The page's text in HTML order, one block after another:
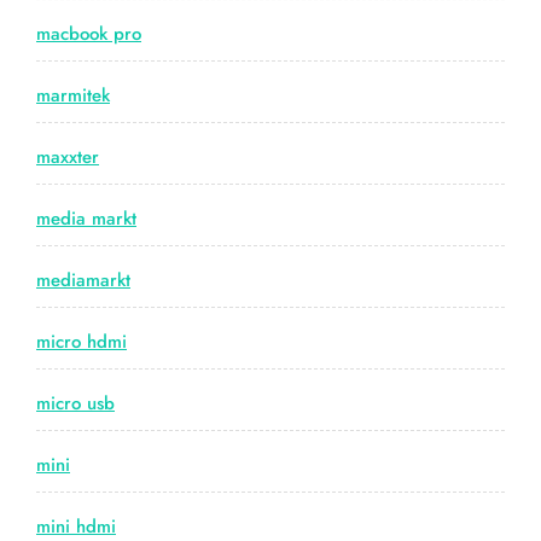
macbook pro
marmitek
maxxter
media markt
mediamarkt
micro hdmi
micro usb
mini
mini hdmi